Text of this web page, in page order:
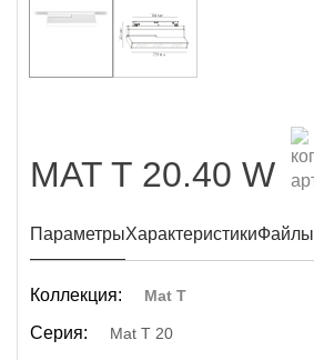
MAT T 20.40 W
ПараметрыХарактеристикиФайлы
Коллекция: Mat T
Серия: Mat T 20